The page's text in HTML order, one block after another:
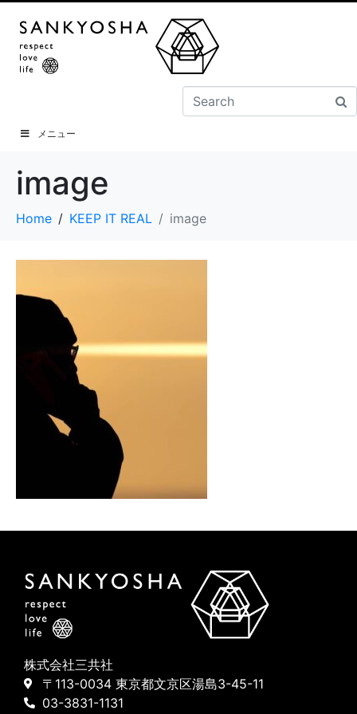
メニュー
image
Home KEEP IT REAL image
株式会社三共社
〒113-0034 東京都文京区湯島3-45-11
03-3831-1131